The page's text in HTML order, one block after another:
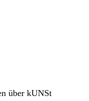
über kUNSt